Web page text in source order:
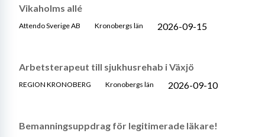
Vikaholms allé
Attendo Sverige AB Kronobergs län 2026-09-15
Arbetsterapeut till sjukhusrehab i Växjö
REGION KRONOBERG Kronobergs län 2026-09-10
Bemanningsuppdrag för legitimerade läkare!